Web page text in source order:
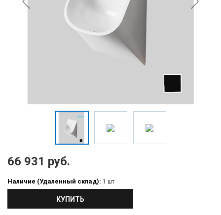
66 931 руб.
Наличие (Удаленный склад): 1 шт
КУПИТЬ